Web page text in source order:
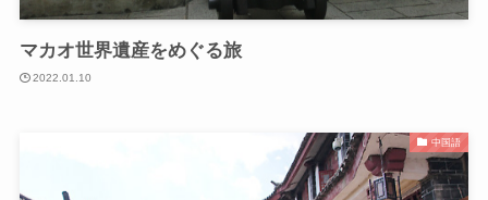
マカオ世界遺産をめぐる旅
2022.01.10
中国語